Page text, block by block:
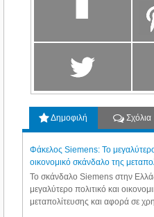
Δημοφιλή Σχόλια
Φάκελος Siemens: Το μεγαλύτερο
οικονομικό σκάνδαλο της
Το σκάνδαλο Siemens στην
μεγαλύτερο πολιτικό και
μεταπολίτευσης και αφορά σε